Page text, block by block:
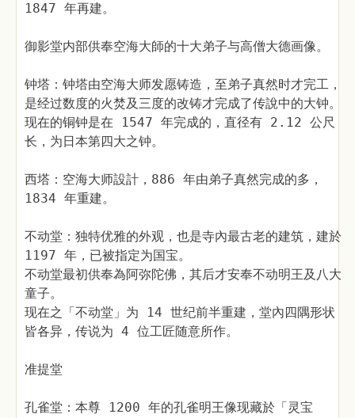
1847 年再建。
御影堂内部供奉空海大師的十大弟子与高僧大德画像。
钟塔：钟塔由空海大师发愿铸造，至弟子真然时才完工，
是经过数度的火焚及三度的改铸才完成了传說中的大钟。
现在的铜钟是在 1547 年完成的，直径有 2.12 公尺
长，为日本第四大之钟。
西塔：空海大师設計，886 年由弟子真然完成的多，
1834 年重建。
不动堂：独特优雅的外观，也是寺內最古老的建筑，建於
1197 年，已被指定为国宝。
不动堂最初供奉為阿弥陀佛，其后才安奉不动明王及八大
童子。
现在之「不动堂」为 14 世纪前半重建，堂內四隅形状
皆各异，传说为 4 位工匠随意所作。
准提堂
孔雀堂：本尊 1200 年的孔雀明王像现藏於「灵宝